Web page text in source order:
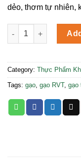
dẻo, thơm tự nhiên,
Gạo Thơm RVT -
Category: Thực Phẩm
Tags: gạo, gạo RVT, gạo